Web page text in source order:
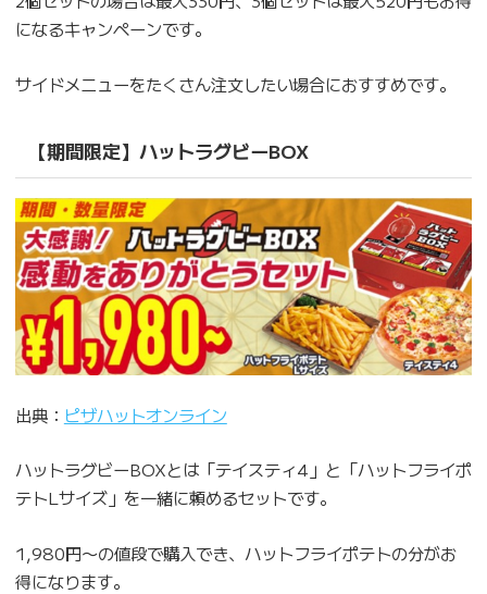
になるキャンペーンです。
サイドメニューをたくさん注文したい場合におすすめです。
【期間限定】ハットラグビーBOX
出典： ピザハットオンライン
ハットラグビーBOXとは「テイスティ4」と「ハットフライポ
テトLサイズ」を一緒に頼めるセットです。
1,980円〜の値段で購入でき、ハットフライポテトの分がお
得になります。